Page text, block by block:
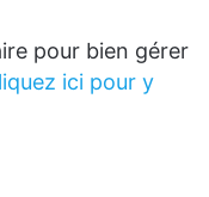
pour bien gérer
ici pour y